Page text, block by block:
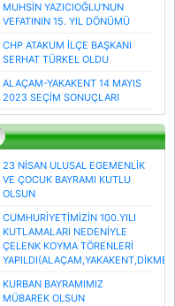
MUHSİN YAZICIOĞLU'NUN
VEFATININ 15. YIL DÖNÜMÜ
CHP ATAKUM İLÇE BAŞKANI
SERHAT TÜRKEL OLDU
ALAÇAM-YAKAKENT 14 MAYIS
2023 SEÇİM SONUÇLARI
23 NİSAN ULUSAL EGEMENLİK
VE ÇOCUK BAYRAMI KUTLU
OLSUN
CUMHURİYETİMİZİN 100.YILI
KUTLAMALARI NEDENİYLE
ÇELENK KOYMA TÖRENLERİ
KURBAN BAYRAMIMIZ
MÜBAREK OLSUN